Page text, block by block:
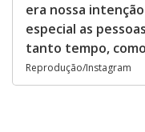
era nossa
especial as
tanto tempo,
Reprodução/Instagram